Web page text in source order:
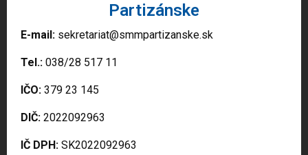
Partizánske
E-mail: sekretariat@smmpartizanske.sk
Tel.: 038/28 517 11
IČO: 379 23 145
DIČ: 2022092963
IČ DPH: SK2022092963